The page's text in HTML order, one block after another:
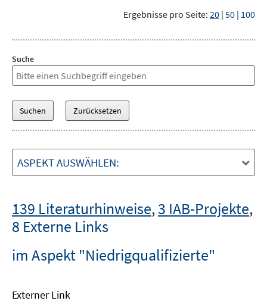
Ergebnisse pro Seite: 20 | 50 | 100
Suche
ASPEKT AUSWÄHLEN:
139 Literaturhinweise,3 IAB-Projekte,
8 Externe Links
im Aspekt "Niedrigqualifizierte"
Externer Link